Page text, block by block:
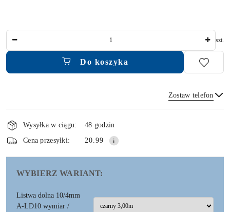
szt.
Do koszyka
Zostaw telefon
Wyślij
Dostępność
i
dostawa
Wysyłka w ciągu:
48 godzin
Cena przesyłki:
20.99
WYBIERZ WARIANT:
Listwa dolna 10/4mm
A-LD10 wymiar /